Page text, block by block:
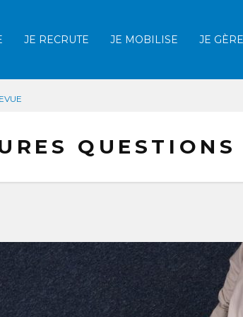
JE RECRUTE JE MOBILISE JE GÈRE